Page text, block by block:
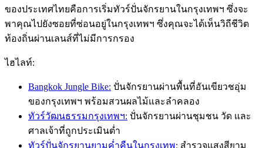
ของประเทศไทยคือการเริ่มทัวร์ปั่นจักรยานในกรุงเทพฯ ซึ่งจะ
พาคุณไปยังซอยที่ซ่อนอยู่ในกรุงเทพฯ ซึ่งคุณจะได้เห็นวิถีชีวิต
ท้องถิ่นผ่านเลนส์ที่ไม่มีการกรอง
ไฮไลท์:
Bangkok Jungle Bike: ปั่นจักรยานผ่านพื้นที่อันเขียวชอุ่ม
ของกรุงเทพฯ พร้อมสวนผลไม้และลำคลอง
ทัวร์วัฒนธรรมกรุงเทพฯ: ปั่นจักรยานผ่านชุมชน วัด และ
ศาลเจ้าที่ถูกประเมินต่ำ
ทัวร์ปั่นจักรยานยามค่ำคืนในกรุงเทพ: สำรวจแสงสียาม